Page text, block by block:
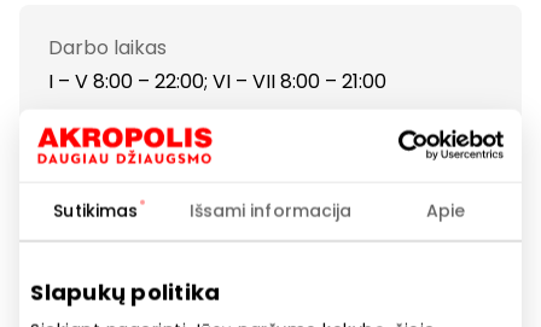
Sutikimas Išsami informacija Apie
Slapukų politika
Darbo laikas
I – V 8:00 – 22:00; VI – VII 8:00 – 21:00
Telefono numeris
+370 800 50005
Svetainės adresas